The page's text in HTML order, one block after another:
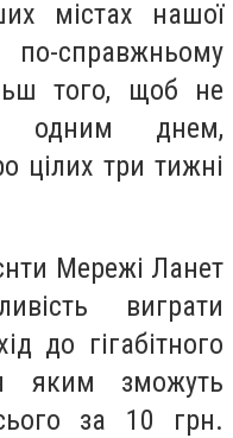
містах нашої
справжньому
того, щоб не
одним днем,
цілих три тижні
Мережі Ланет
виграти
до гігабітного
яким зможуть
за 10 грн.